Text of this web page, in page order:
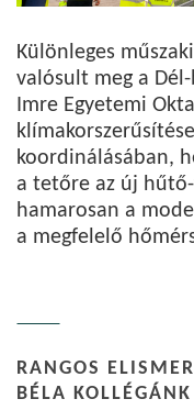
Különleges
valósult meg a
Imre Egyetemi
koordinálásában,
a tetőre az új
hamarosan a
a megfelelő
RANGOS
BÉLA